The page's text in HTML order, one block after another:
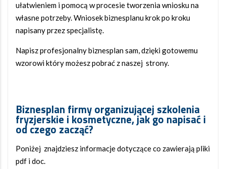
ułatwieniem i pomocą w procesie tworzenia wniosku na
własne potrzeby. Wniosek biznesplanu krok po kroku
napisany przez specjalistę.
Napisz profesjonalny biznesplan sam, dzięki gotowemu
wzorowi który możesz pobrać z naszej strony.
Biznesplan firmy organizującej szkolenia
fryzjerskie i kosmetyczne, jak go napisać i
od czego zacząć?
Poniżej znajdziesz informacje dotyczące co zawierają pliki
pdf i doc.